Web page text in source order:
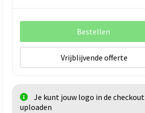
Bestellen
Vrijblijvende offerte
Je kunt jouw logo in de checkout
uploaden